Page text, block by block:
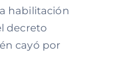
habilitación
decreto
cayó por